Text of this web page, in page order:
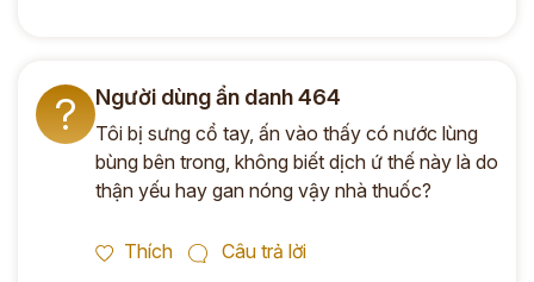
? Người dùng ẩn danh 464
Tôi bị sưng cổ tay, ấn vào thấy có nước lùng
bùng bên trong, không biết dịch ứ thế này là do
thận yếu hay gan nóng vậy nhà thuốc?
Thích Câu trả lời